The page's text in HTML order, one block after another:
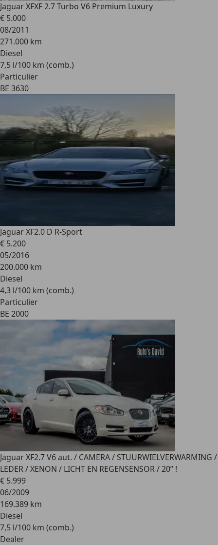
Jaguar XFXF 2.7 Turbo V6 Premium Luxury
€ 5.000
08/2011
271.000 km
Diesel
7,5 l/100 km (comb.)
Particulier
BE 3630
Jaguar XF2.0 D R-Sport
€ 5.200
05/2016
200.000 km
Diesel
4,3 l/100 km (comb.)
Particulier
BE 2000
Jaguar XF2.7 V6 aut. / CAMERA / STUURWIELVERWARMING /
LEDER / XENON / LICHT EN REGENSENSOR / 20” !
€ 5.999
06/2009
169.389 km
Diesel
7,5 l/100 km (comb.)
Dealer